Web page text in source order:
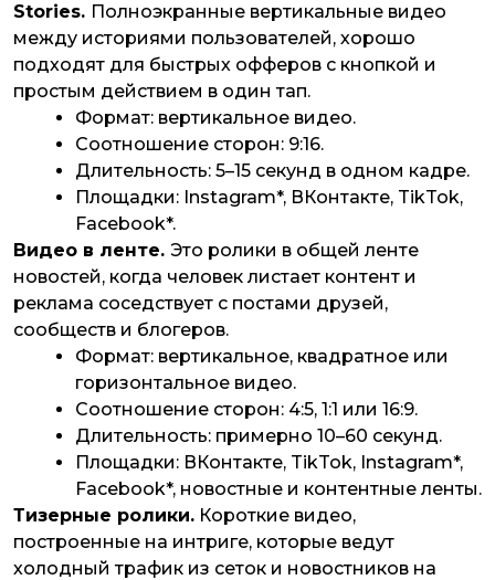
Stories. Полноэкранные вертикальные видео
между историями пользователей, хорошо
подходят для быстрых офферов с кнопкой и
простым действием в один тап.
Формат: вертикальное видео.
Соотношение сторон: 9:16.
Длительность: 5–15 секунд в одном кадре.
Площадки: Instagram*, ВКонтакте, TikTok,
Facebook*.
Видео в ленте. Это ролики в общей ленте
новостей, когда человек листает контент и
реклама соседствует с постами друзей,
сообществ и блогеров.
Формат: вертикальное, квадратное или
горизонтальное видео.
Соотношение сторон: 4:5, 1:1 или 16:9.
Длительность: примерно 10–60 секунд.
Площадки: ВКонтакте, TikTok, Instagram*,
Facebook*, новостные и контентные ленты.
Тизерные ролики. Короткие видео,
построенные на интриге, которые ведут
холодный трафик из сеток и новостников на